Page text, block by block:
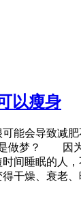
以瘦身
可能会导
？ 因为当
眠的人，不
干燥、衰老